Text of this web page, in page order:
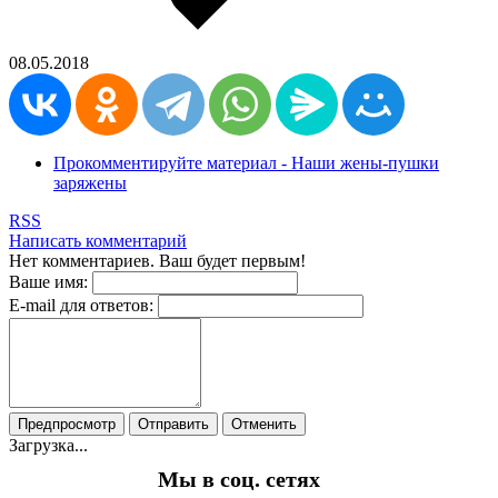
08.05.2018
Прокомментируйте материал - Наши жены-пушки
заряжены
RSS
Написать комментарий
Нет комментариев. Ваш будет первым!
Ваше имя:
E-mail для ответов:
Предпросмотр Отправить Отменить
Загрузка...
Мы в соц. сетях